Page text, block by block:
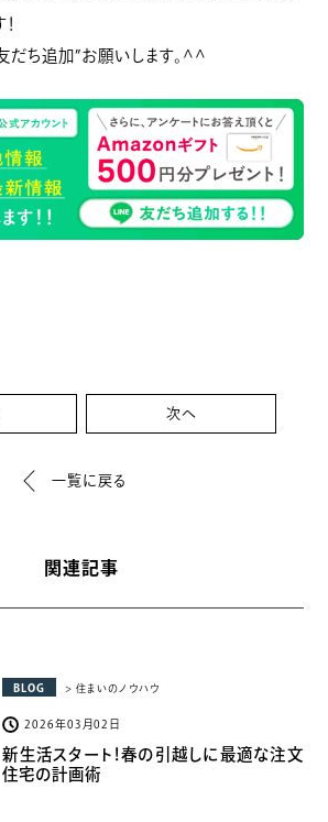
だち追加”お願いします。^^
次へ
一覧に戻る
関連記事
BLOG > 住まいのノウハウ
2026年03月02日
新生活スタート！春の引越しに最適な注文
住宅の計画術